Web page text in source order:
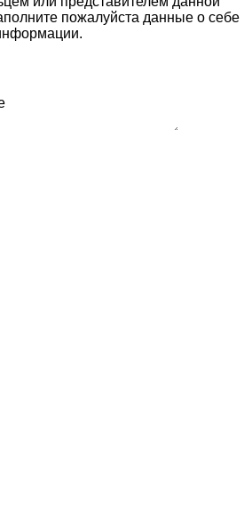
пожалуйста данные о себе